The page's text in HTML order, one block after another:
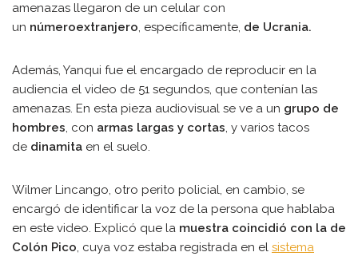
amenazas llegaron de un celular con
un númeroextranjero, específicamente, de Ucrania.
Además, Yanqui fue el encargado de reproducir en la
audiencia el video de 51 segundos, que contenían las
amenazas. En esta pieza audiovisual se ve a un grupo de
hombres, con armas largas y cortas, y varios tacos
de dinamita en el suelo.
Wilmer Lincango, otro perito policial, en cambio, se
encargó de identificar la voz de la persona que hablaba
en este video. Explicó que la muestra coincidió con la de
Colón Pico, cuya voz estaba registrada en el sistema